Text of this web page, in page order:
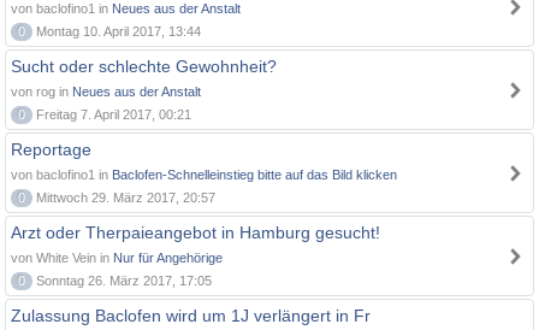
von baclofino1 in Neues aus der Anstalt
0
Montag 10. April 2017, 13:44
Sucht oder schlechte Gewohnheit?
von rog in Neues aus der Anstalt
0
Freitag 7. April 2017, 00:21
Reportage
von baclofino1 in Baclofen-Schnelleinstieg bitte auf das Bild klicken
0
Mittwoch 29. März 2017, 20:57
Arzt oder Therpaieangebot in Hamburg gesucht!
von White Vein in Nur für Angehörige
0
Sonntag 26. März 2017, 17:05
Zulassung Baclofen wird um 1J verlängert in Fr